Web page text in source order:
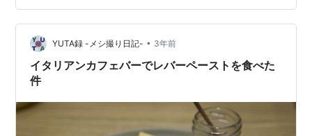
終 青島文化教材社 1/24 ザ☆スーパーカー No.21 '82 デ
ロリアン プラモデル…
YUTA録 -メシ撮り日記- • 3年前
イタリアンカフェバーでレバーペーストを食べた
件